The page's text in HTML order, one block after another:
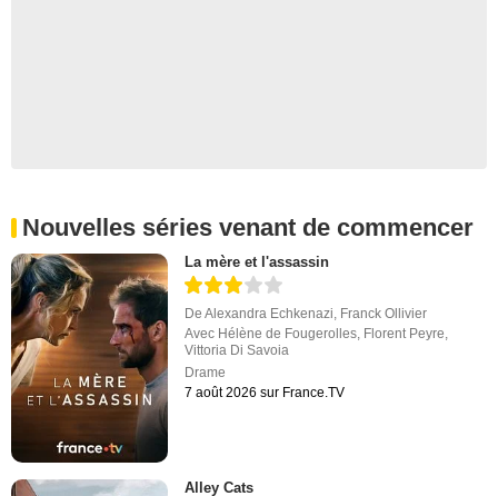
Nouvelles séries venant de commencer
La mère et l'assassin
DeAlexandra Echkenazi, Franck Ollivier
Avec Hélène de Fougerolles, Florent Peyre,
Vittoria Di Savoia
Drame
7 août 2026 sur France.TV
Alley Cats